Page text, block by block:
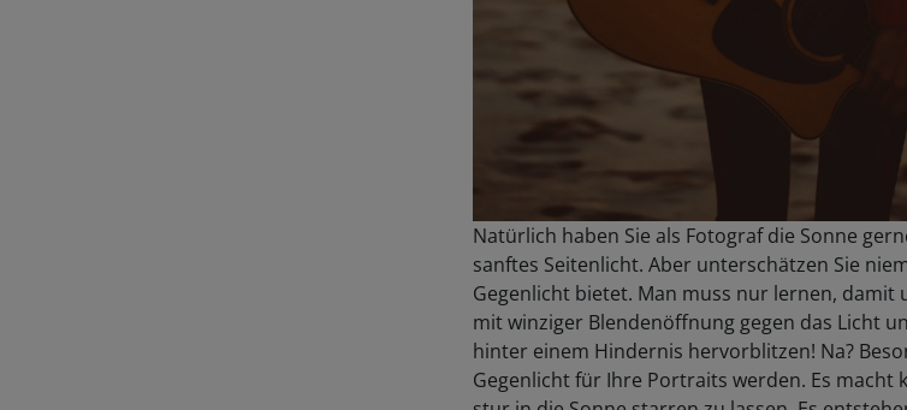
Natürlich haben Sie als Fotograf die Sonne
sanftes Seitenlicht. Aber unterschätzen Sie
Gegenlicht bietet. Man muss nur lernen, damit
mit winziger Blendenöffnung gegen das Licht
hinter einem Hindernis hervorblitzen! Na?
Gegenlicht für Ihre Portraits werden. Es macht
stur in die Sonne starren zu lassen. Es